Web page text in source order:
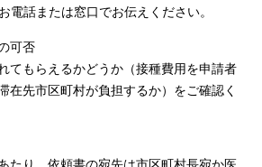
電話または窓口でお伝えください。
可否
てもらえるかどうか（接種費用を申請者
在先市区町村が負担するか）をご確認く